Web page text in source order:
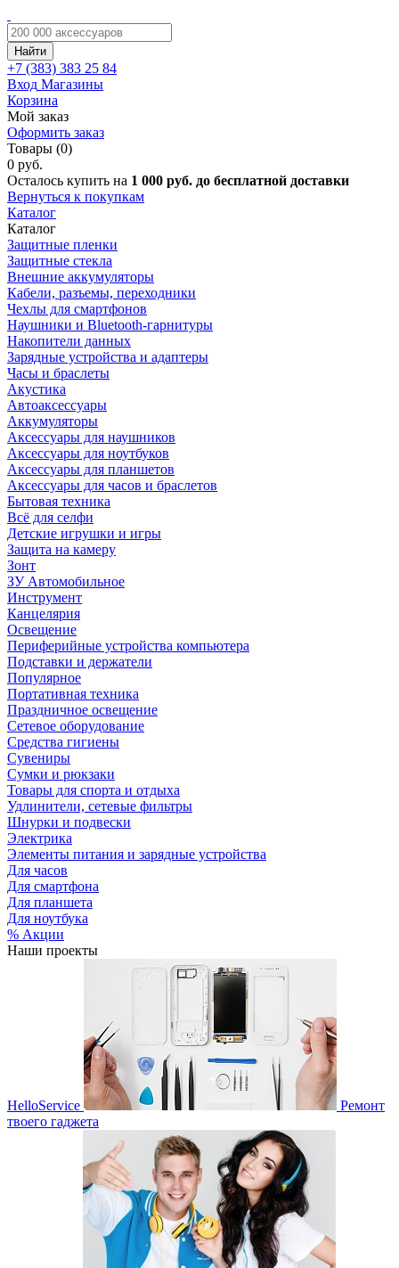
Найти
+7 (383) 383 25 84
Вход Магазины
Корзина
Мой заказ
Оформить заказ
Товары (0)
0 руб.
Осталось купить на 1 000 руб. до бесплатной доставки
Вернуться к покупкам
Каталог
Каталог
Защитные пленки
Защитные стекла
Внешние аккумуляторы
Кабели, разъемы, переходники
Чехлы для смартфонов
Наушники и Bluetooth-гарнитуры
Накопители данных
Зарядные устройства и адаптеры
Часы и браслеты
Акустика
Автоаксессуары
Аккумуляторы
Аксессуары для наушников
Аксессуары для ноутбуков
Аксессуары для планшетов
Аксессуары для часов и браслетов
Бытовая техника
Всё для селфи
Детские игрушки и игры
Защита на камеру
Зонт
ЗУ Автомобильное
Инструмент
Канцелярия
Освещение
Периферийные устройства компьютера
Подставки и держатели
Популярное
Портативная техника
Праздничное освещение
Сетевое оборудование
Средства гигиены
Сувениры
Сумки и рюкзаки
Товары для спорта и отдыха
Удлинители, сетевые фильтры
Шнурки и подвески
Электрика
Элементы питания и зарядные устройства
Для часов
Для смартфона
Для планшета
Для ноутбука
% Акции
Наши проекты
HelloService
Ремонт
твоего гаджета